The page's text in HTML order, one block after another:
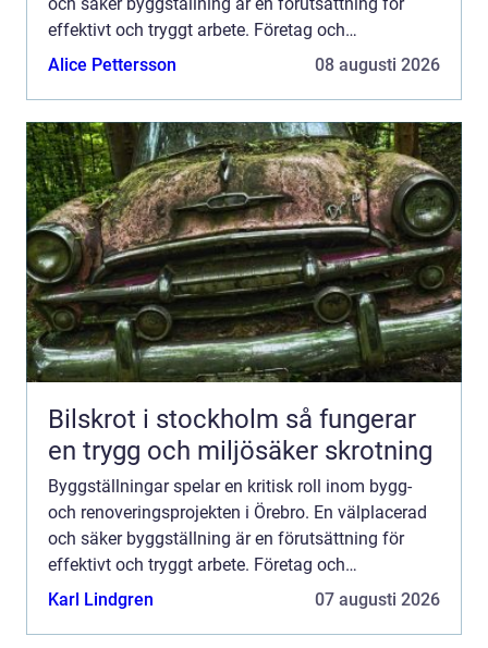
effektivt och tryggt arbete. Företag och
privatperso...
Alice Pettersson 08 augusti 2026
Bilskrot i stockholm så fungerar
en trygg och miljösäker skrotning
Byggställningar spelar en kritisk roll inom bygg-
och renoveringsprojekten i Örebro. En välplacerad
och säker byggställning är en förutsättning för
effektivt och tryggt arbete. Företag och
privatperso...
Karl Lindgren 07 augusti 2026